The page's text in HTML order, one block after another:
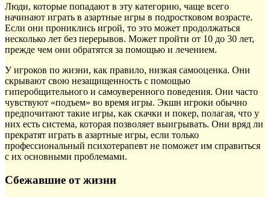
Люди, которые попадают в эту категорию, чаще всего
начинают играть в азартные игры в подростковом возрасте.
Если они прониклись игрой, то это может продолжаться
несколько лет без перерывов. Может пройти от 10 до 30 лет,
прежде чем они обратятся за помощью и лечением.
У игроков по жизни, как правило, низкая самооценка. Они
скрывают свою незащищенность с помощью
гиперобщительного и самоуверенного поведения. Они часто
чувствуют «подъем» во время игры. Экшн игроки обычно
предпочитают такие игры, как скачки и покер, полагая, что у
них есть система, которая позволяет выигрывать. Они вряд ли
прекратят играть в азартные игры, если только
профессиональный психотерапевт не поможет им справиться
с их основными проблемами.
Сбежавшие от жизни